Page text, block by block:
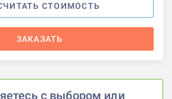
СТОИМОСТЬ
ЗАКАЗАТЬ
с выбором или